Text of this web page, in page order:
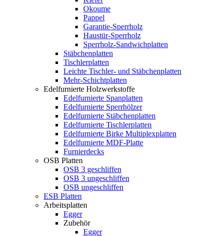
Okoume
Pappel
Garantie-Sperrholz
Haustür-Sperrholz
Sperrholz-Sandwichplatten
Stäbchenplatten
Tischlerplatten
Leichte Tischler- und Stäbchenplatten
Mehr-Schichtplatten
Edelfurnierte Holzwerkstoffe
Edelfurnierte Spanplatten
Edelfurnierte Sperrhölzer
Edelfurnierte Stäbchenplatten
Edelfurnierte Tischlerplatten
Edelfurnierte Birke Multiplexplatten
Edelfurnierte MDF-Platte
Furnierdecks
OSB Platten
OSB 3 geschliffen
OSB 3 ungeschliffen
OSB ungeschliffen
ESB Platten
Arbeitsplatten
Egger
Zubehör
Egger